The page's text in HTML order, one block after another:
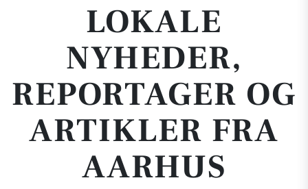
LOKALE
NYHEDER,
REPORTAGER OG
ARTIKLER FRA
AARHUS